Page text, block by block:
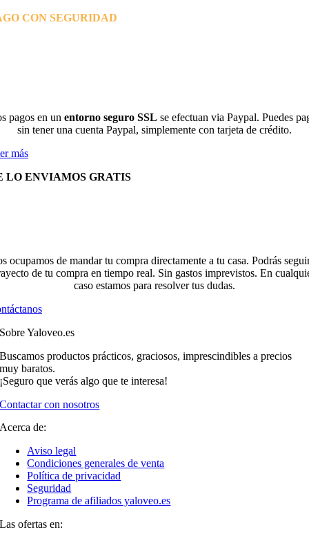
CON SEGURIDAD
pagos en un entorno seguro SSL se efectuan via Paypal. Puedes
sin tener una cuenta Paypal, simplemente con tarjeta de crédito.
más
LO ENVIAMOS GRATIS
ocupamos de mandar tu compra directamente a tu casa. Podrás
de tu compra en tiempo real. Sin gastos imprevistos. En
caso estamos para resolver tus dudas.
Sobre Yaloveo.es
Buscamos productos prácticos, graciosos, imprescindibles a precios
muy baratos.
¡Seguro que verás algo que te interesa!
Contactar con nosotros
Acerca de:
Aviso legal
Condiciones generales de venta
Política de privacidad
Seguridad
Programa de afiliados yaloveo.es
Las ofertas en: